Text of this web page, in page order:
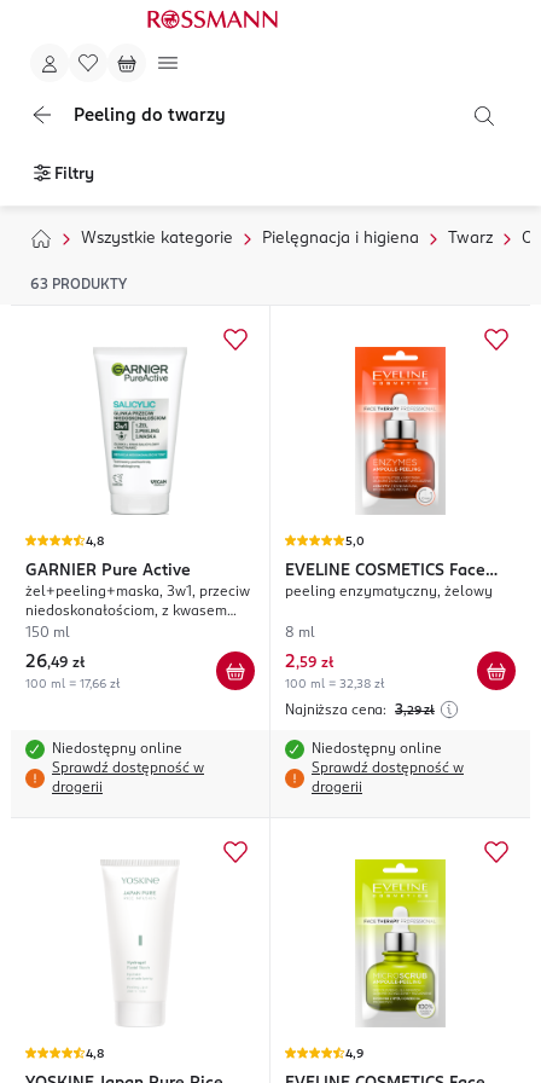
Peeling do twarzy
Filtry
Wszystkie kategorie Pielęgnacja i higiena Twarz
63 PRODUKTY
4,8
GARNIER Pure Active
żel+peeling+maska, 3w1, przeciw
niedoskonałościom, z kwasem
salicylowym
150 ml
26,49 zł
100 ml = 17,66 zł
Niedostępny online
Sprawdź dostępność w
drogerii
5,0
EVELINE COSMETICS Face
Therapy Professional
peeling enzymatyczny, żelowy
8 ml
2,59 zł
100 ml = 32,38 zł
Najniższa cena: 3,29 zł
Niedostępny online
Sprawdź dostępność w
drogerii
4,8 4,9